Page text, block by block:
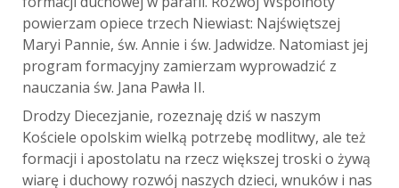
powierzam opiece trzech Niewiast: Najświętszej
Maryi Pannie, św. Annie i św. Jadwidze. Natomiast jej
program formacyjny zamierzam wyprowadzić z
nauczania św. Jana Pawła II.
Drodzy Diecezjanie, rozeznaję dziś w naszym
Kościele opolskim wielką potrzebę modlitwy, ale też
formacji i apostolatu na rzecz większej troski o żywą
wiarę i duchowy rozwój naszych dzieci, wnuków i nas